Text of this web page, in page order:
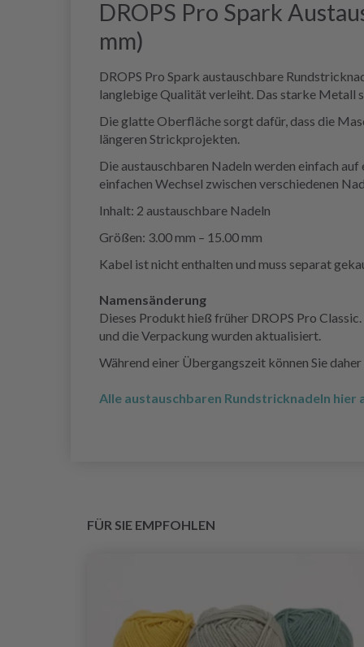
DROPS Pro Spark
mm)
DROPS Pro Spark austauschbare
langlebige Qualität verleiht. Das starke Metall
Die glatte Oberfläche sorgt dafür, dass die
längeren Strickprojekten.
Die austauschbaren Nadeln werden einfach
einfachen Wechsel zwischen verschiedenen
Inhalt: 2 austauschbare Nadeln
Größen: 3.00 mm – 15.00 mm
Kabel ist nicht enthalten und muss separat
Namensänderung
Dieses Produkt hieß früher DROPS Pro
und die Verpackung wurden aktualisiert.
Während einer Übergangszeit können Sie
Alle austauschbaren Rundstricknadeln hier
FÜR SIE EMPFOHLEN